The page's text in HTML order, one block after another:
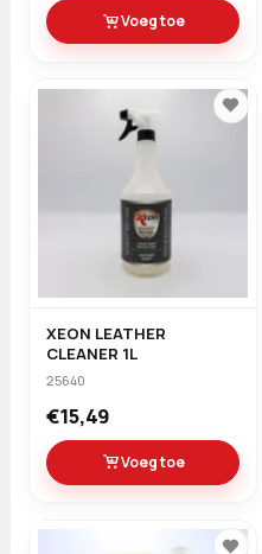
Voeg toe
XEON LEATHER
CLEANER 1L
25640
€15,49
Voeg toe